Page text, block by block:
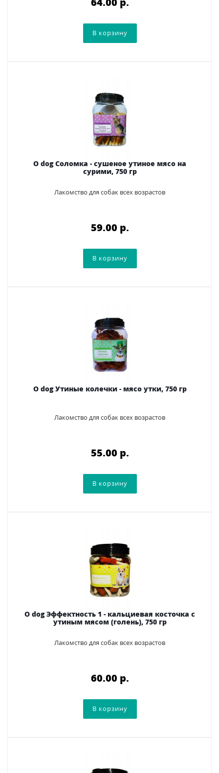
O dog Соломка - сушеное утиное мясо на
сурими, 750 гр
Лакомство для собак всех возрастов
59.00 p.
O dog Утиные колечки - мясо утки, 750 гр
Лакомство для собак всех возрастов
55.00 p.
O dog Эффектность 1 - кальциевая косточка с
утиным мясом (голень), 750 гр
Лакомство для собак всех возрастов
60.00 p.